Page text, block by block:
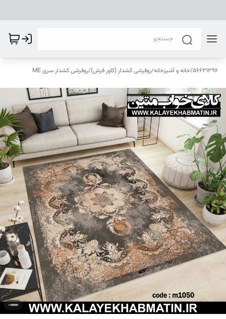
56631396
/خانه و آشپزخانه/روفرشی کشدار (کاور فرش)/روفرشی کشدار سری ME